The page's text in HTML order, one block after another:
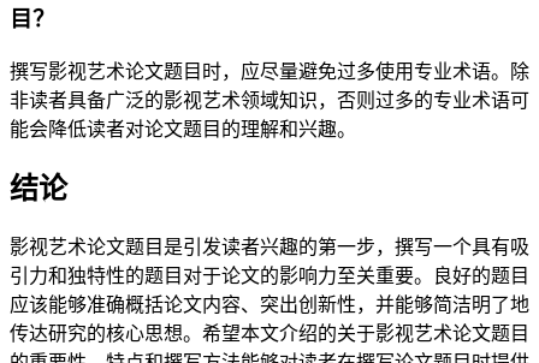
目？
撰写影视艺术论文题目时，应尽量避免过多使用专业术语。除
非读者具备广泛的影视艺术领域知识，否则过多的专业术语可
能会降低读者对论文题目的理解和兴趣。
结论
影视艺术论文题目是引发读者兴趣的第一步，撰写一个具有吸
引力和独特性的题目对于论文的影响力至关重要。良好的题目
应该能够准确概括论文内容、突出创新性，并能够简洁明了地
传达研究的核心思想。希望本文介绍的关于影视艺术论文题目